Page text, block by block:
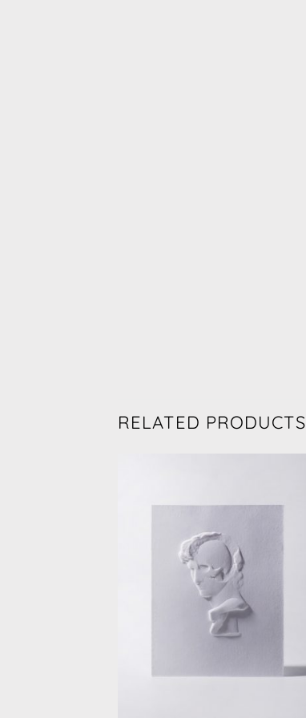
RELATED PRODUCTS